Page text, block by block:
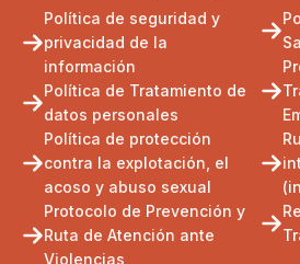
Política de seguridad y
privacidad de la
información
Política de Tratamiento de
datos personales
Política de protección
contra la explotación, el
acoso y abuso sexual
Protocolo de Prevención y
Ruta de Atención ante
Violencias